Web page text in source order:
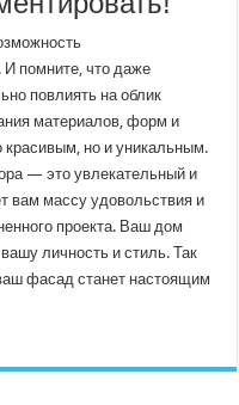
И помните, что даже
повлиять на облик
материалов, форм и
красивым, но и уникальным.
— это увлекательный и
вам массу удовольствия и
проекта. Ваш дом
личность и стиль. Так
фасад станет настоящим